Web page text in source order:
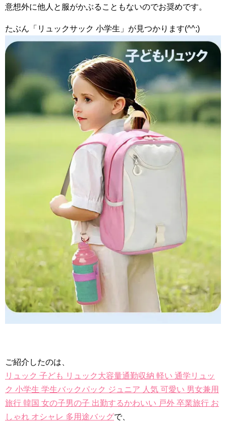
意想外に他人と服がかぶることもないのでお奨めです。
たぶん「リュックサック 小学生」が見つかります(^^;)
ご紹介したのは、
リュック 子ども リュック大容量通勤収納 軽い 通学リュッ
ク 小学生 学生バックパック ジュニア 人気 可愛い 男女兼用
旅行 韓国 女の子男の子 出勤するかわいい 戸外 卒業旅行 お
しゃれ オシャレ 多用途バッグで、